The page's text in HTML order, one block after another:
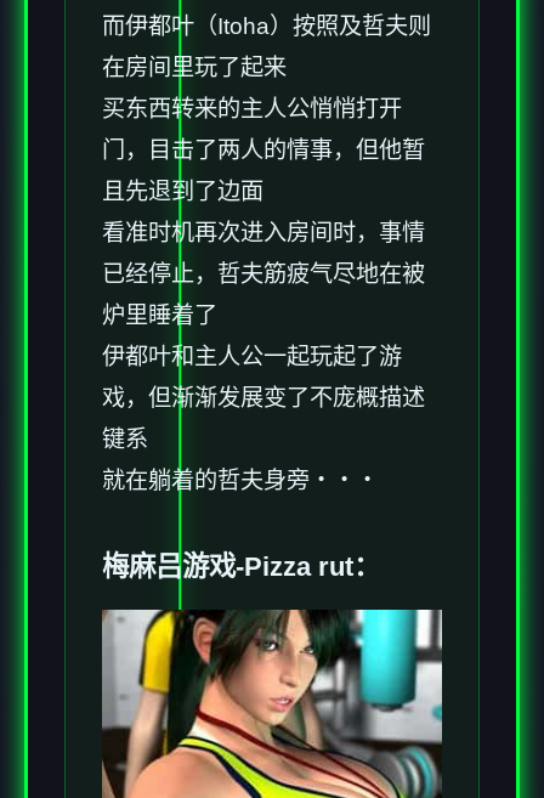
而伊都叶（Itoha）按照及哲夫则
在房间里玩了起来
买东西转来的主人公悄悄打开
门，目击了两人的情事，但他暂
且先退到了边面
看准时机再次进入房间时，事情
已经停止，哲夫筋疲气尽地在被
炉里睡着了
伊都叶和主人公一起玩起了游
戏，但渐渐发展变了不庞概描述
键系
就在躺着的哲夫身旁・・・
梅麻吕游戏-Pizza rut：